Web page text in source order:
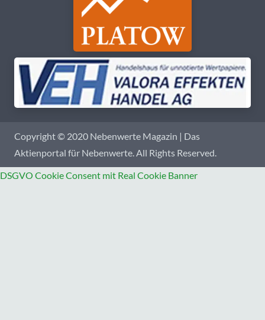
Copyright © 2020 Nebenwerte Magazin | Das
Aktienportal für Nebenwerte. All Rights Reserved.
DSGVO Cookie Consent mit Real Cookie Banner